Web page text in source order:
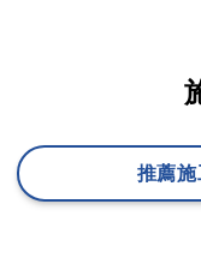
推薦施